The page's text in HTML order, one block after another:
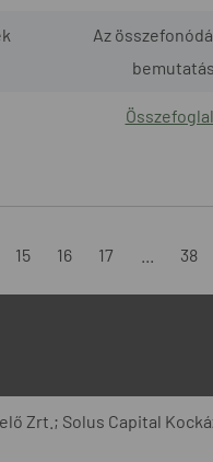
Az
15 16 17 38
Zrt.; Solus Capital